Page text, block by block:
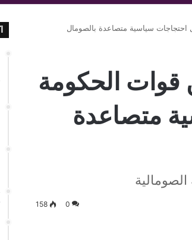
سياسية متصاعدة بالصومال
قوات الحكومة
متصاعدة
0
158